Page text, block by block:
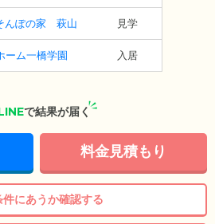
ぽの家　萩山 見学
ーム一橋学園 入居
で結果が届く
料金見積もり
件にあうか確認する